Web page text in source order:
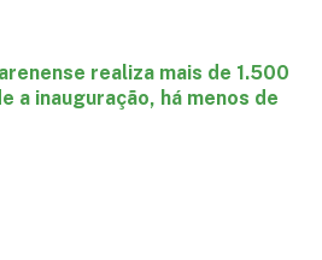
realiza mais de 1.500
a inauguração, há menos de